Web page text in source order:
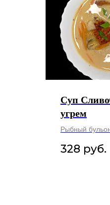
Суп
угрем
Рыбный
морковь.
328 руб.